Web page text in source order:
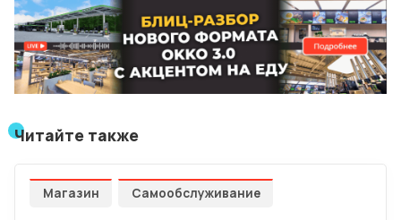
Читайте также
Магазин Самообслуживание